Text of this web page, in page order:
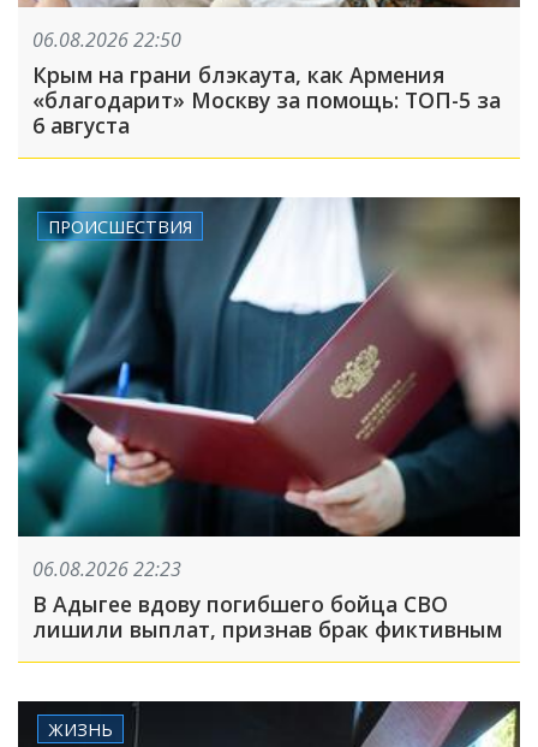
06.08.2026 22:50
Крым на грани блэкаута, как Армения
«благодарит» Москву за помощь: ТОП-5 за
6 августа
ПРОИСШЕСТВИЯ
06.08.2026 22:23
В Адыгее вдову погибшего бойца СВО
лишили выплат, признав брак фиктивным
ЖИЗНЬ